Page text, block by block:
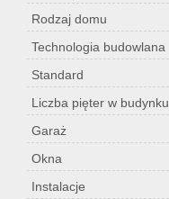
Rodzaj domu
Technologia budowlana
Standard
Liczba pięter w budynku
Garaż
Okna
Instalacje